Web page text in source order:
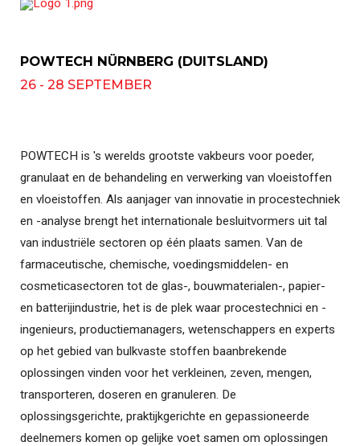
POWTECH NÜRNBERG (DUITSLAND)
26 - 28 SEPTEMBER
POWTECH is 's werelds grootste vakbeurs voor poeder,
granulaat en de behandeling en verwerking van vloeistoffen
en vloeistoffen. Als aanjager van innovatie in procestechniek
en -analyse brengt het internationale besluitvormers uit tal
van industriële sectoren op één plaats samen. Van de
farmaceutische, chemische, voedingsmiddelen- en
cosmeticasectoren tot de glas-, bouwmaterialen-, papier-
en batterijindustrie, het is de plek waar procestechnici en -
ingenieurs, productiemanagers, wetenschappers en experts
op het gebied van bulkvaste stoffen baanbrekende
oplossingen vinden voor het verkleinen, zeven, mengen,
transporteren, doseren en granuleren. De
oplossingsgerichte, praktijkgerichte en gepassioneerde
deelnemers komen op gelijke voet samen om oplossingen